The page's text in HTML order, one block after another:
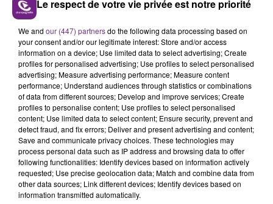
FIL D'ACTU
7 août 2026
LA CENTRALE NUCLÉAIRE DE CHOOZ
TOUJOURS À L'ARRÊT
Cela fait déjà une semaine que la centrale
nucléaire ardennaise est à l'arrêt. Une situation
Le respect de votre vie privée est notre priorité
We and our (447) partnersdo the following data processing based on
your consent and/or our legitimate interest: Store and/or access
information on a device; Use limited data to select advertising; Create
profiles for personalised advertising; Use profiles to select personalised
advertising; Measure advertising performance; Measure content
performance; Understand audiences through statistics or combinations
of data from different sources; Develop and improve services; Create
profiles to personalise content; Use profiles to select personalised
content; Use limited data to select content; Ensure security, prevent and
detect fraud, and fix errors; Deliver and present advertising and content;
Save and communicate privacy choices. These technologies may
process personal data such as IP address and browsing data to offer
following functionalities: Identify devices based on information actively
requested; Use precise geolocation data; Match and combine data from
other data sources; Link different devices; Identify devices based on
information transmitted automatically.